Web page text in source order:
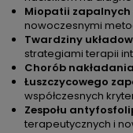
Miopatii zapalnych
nowoczesnymi
Twardziny
strategiami terapii
Chorób
Łuszczycowego
współczesnych
Zespołu
terapeutycznych i